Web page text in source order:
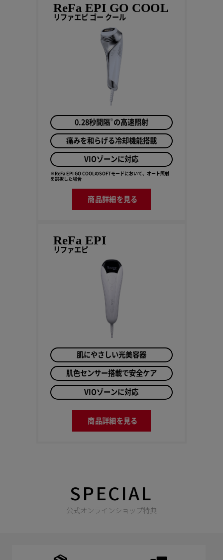
ReFa EPI GO COOL
リファエピ ゴー クール
0.28秒間隔※ の高速照射
痛みを和らげる冷却機能搭載
VIOゾーンに対応
※ReFa EPI GO COOLのSOFTモードにおいて、オート照射
を選択した場合
商品詳細を見る
ReFa EPI
リファエピ
肌にやさしい光美容器
肌色センサー搭載で安全ケア
VIOゾーンに対応
商品詳細を見る
SPECIAL
公式オンラインショップ特典